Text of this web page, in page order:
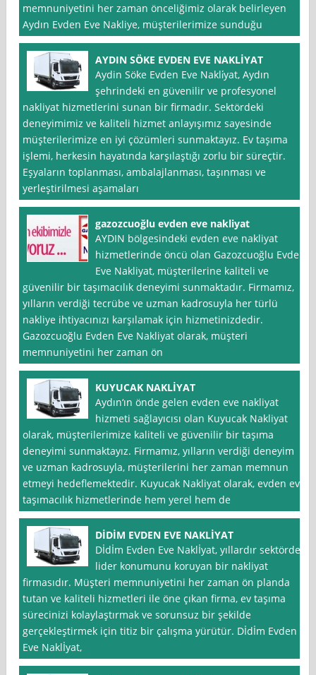
memnuniyetini her zaman önceliğimiz olarak belirleyen
Aydın Evden Eve Nakliye, müşterilerimize sunduğu
AYDIN SÖKE EVDEN EVE NAKLİYAT
Aydin Söke Evden Eve Nakli̇yat, Aydın
şehrindeki en güvenilir ve profesyonel
nakliyat hizmetlerini sunan bir firmadır. Sektördeki
deneyimimiz ve kaliteli hizmet anlayışımız sayesinde
müşterilerimize en iyi çözümleri sunmaktayız. Ev taşıma
işlemi, herkesin hayatında karşılaştığı zorlu bir süreçtir.
Eşyaların toplanması, ambalajlanması, taşınması ve
yerleştirilmesi aşamaları
gazozcuoğlu evden eve nakliyat
AYDIN bölgesindeki evden eve nakliyat
hizmetlerinde öncü olan Gazozcuoğlu Evden
Eve Nakliyat, müşterilerine kaliteli ve
güvenilir bir taşımacılık deneyimi sunmaktadır. Firmamız,
yılların verdiği tecrübe ve uzman kadrosuyla her türlü
nakliye ihtiyacınızı karşılamak için hizmetinizdedir.
Gazozcuoğlu Evden Eve Nakliyat olarak, müşteri
memnuniyetini her zaman ön
KUYUCAK NAKLİYAT
Aydın‘ın önde gelen evden eve nakliyat
hizmeti sağlayıcısı olan Kuyucak Nakliyat
olarak, müşterilerimize kaliteli ve güvenilir bir taşıma
deneyimi sunmaktayız. Firmamız, yılların verdiği deneyim
ve uzman kadrosuyla, müşterilerini her zaman memnun
etmeyi hedeflemektedir. Kuyucak Nakliyat olarak, evden eve
taşımacılık hizmetlerinde hem yerel hem de
DİDİM EVDEN EVE NAKLİYAT
Dİdİm Evden Eve Naklİyat, yıllardır sektörde
lider konumunu koruyan bir nakliyat
firmasıdır. Müşteri memnuniyetini her zaman ön planda
tutan ve kaliteli hizmetleri ile öne çıkan firma, ev taşıma
sürecinizi kolaylaştırmak ve sorunsuz bir şekilde
gerçekleştirmek için titiz bir çalışma yürütür. Dİdİm Evden
Eve Naklİyat,